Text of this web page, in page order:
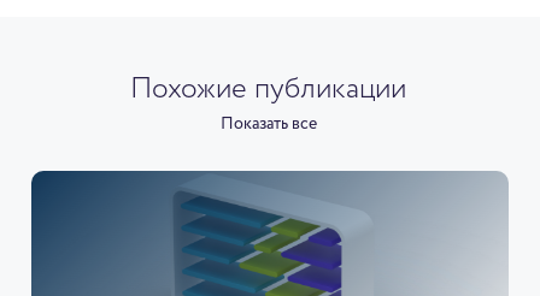
Похожие публикации
Показать все